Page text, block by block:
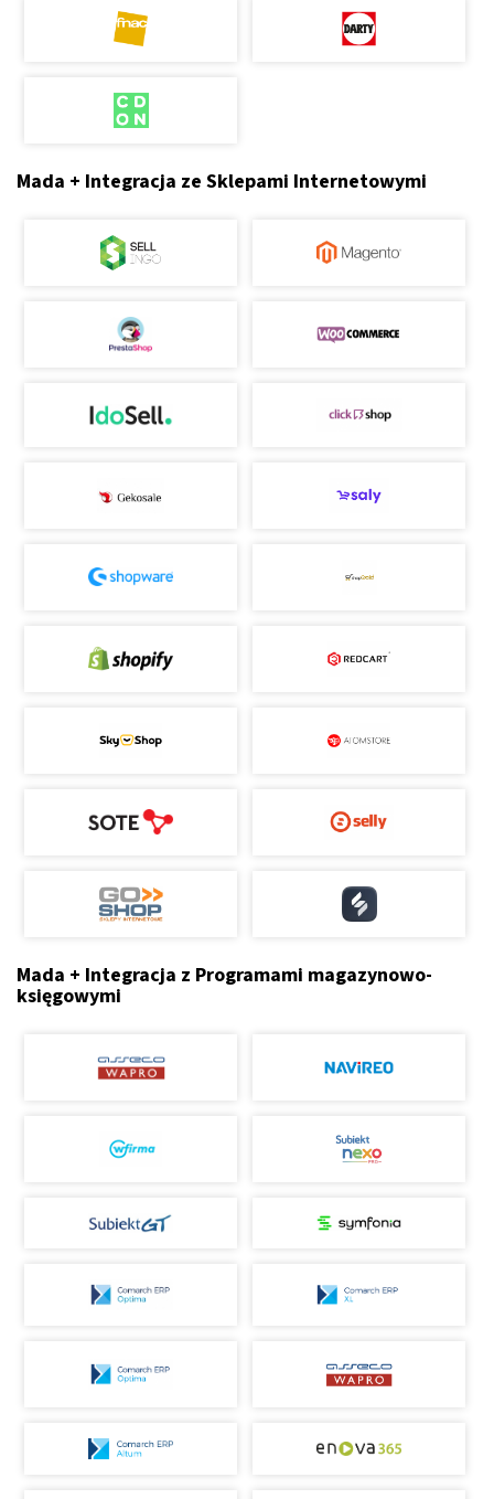
Mada + Integracja ze Sklepami Internetowymi
Mada + Integracja z Programami magazynowo-
księgowymi